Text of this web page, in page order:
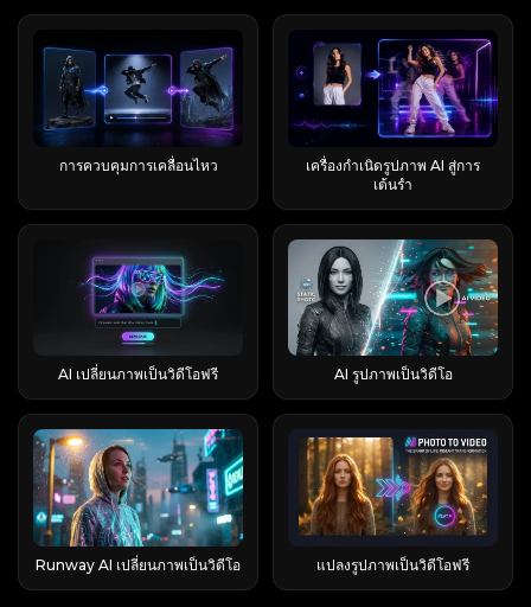
คือคำบ่นที่ได้ยินบ่อยที่สุดในโลกออนไลน์: คุณ
สามารถใช้งานได้ในแผนฟรี แต่มีข้อจำกัดอยู่ และ
บางขั้นตอนก็มีให้ใช้งานเฉพาะในแผนโปรเท่านั้น
แพ็กเกจฟรี Pro (~$9.99/เดือน) วิดีโอต่อวัน ~2
รายการ มากกว่านั้น รุ่น Lite มาตรฐาน / Turbo
อัตราส่วนภาพ 16:9 16:9 + มากกว่า ลายน้ำ มี ไม่มี
เวลารอคิวโดยประมาณ ~45 นาที (แสดงบนหน้าจอ
มักจะประมาณ 2-3 นาทีในความเป็นจริง) เร็วขึ้น ข้อ
ประมาณที่น่ากลัว โดยปกติแล้ว ระบบเก็บค่าบริการ
มักทำให้ผู้ใช้ประหลาดใจในขั้นตอนการปรับปรุง
เนื้อหา ดังนั้นอย่าคาดหวังว่าฟีเจอร์นี้จะยังคงใช้งาน
ได้ฟรี วิธีสร้างวิดีโอซูมออกโลกใน Higgsfield AI ทำ
อย่างไร? ขั้นตอนการทำงานหลักประกอบด้วยสี่ขั้น
ตอน บวกกับการตัดสินใจอีกหนึ่งขั้นตอน คุณสามารถ
เริ่มต้นจากภาพถ่ายเดี่ยวหรือจากเฟรมแรกของวิดีโอ
ของคุณก็ได้ ขั้นตอนการคลิกแทบจะเหมือนกัน ขั้น
Zoom Out เปิด Higgsfield AI และค้นหาการ
เคลื่อนไหว Earth Zoom Out (ซึ่งรวมอยู่ใน
“Effects Pack 5”) เลือกตัวเลือกนี้เพื่อเริ่มการสร้างรุ่น
ใหม่ — ซึ่งจะล็อกการถอยกล้องไว้ คุณจึงไม่ต้อง
อธิบายการเคลื่อนไหวทั้งหมดตั้งแต่ต้น ขั้นตอนที่ 2
— อัปโหลดรูปภาพ หรือบันทึกเฟรมแรกของวิดีโอ
ของคุณ สำหรับรูปภาพ ให้อัปโหลดภาพที่มีความ
ละเอียดสูงและคมชัด โดยมีตัวแบบที่ชัดเจน สำหรับ
สำหรับเขียนโค้ดของนักพัฒนา ไม่ใช่ผลิตภัณฑ์ที่คุณ
ต้องลงชื่อเข้าใช้ และ runable.app เป็นบริษัท
ซอฟต์แวร์ที่เน้นเรื่องความเป็นส่วนตัวโดยเฉพาะ ซึ่ง
ไม่มีส่วนเกี่ยวข้องกับเอเจนต์แต่อย่างใด หากคุณ
ค้นหาคำว่า “runable ai” คุณน่าจะหมายถึง
runable.com อย่างแน่นอน Runable AI เหมาะ
สำหรับใครบ้าง? Runable เหมาะสำหรับผู้ปฏิบัติงาน
นักการตลาด เจ้าของเอเจนซี่ ผู้ก่อตั้งที่ไม่เชี่ยวชาญ
ด้านเทคนิค ฟรีแลนซ์ และนักเรียน — ทุกคนที่ต้อง
รับมือกับข้อมูลป้อนเข้าที่ซับซ้อนและต้องการผลลัพธ์
ที่เป็นรูปธรรม มันไม่ใช่ตัวเลือกที่ดีนักสำหรับงาน
เขียนโปรแกรมระดับ IDE หรือสำหรับคนที่แค่
ต้องการเพื่อนคุยผ่านแชท ถ้างานของคุณคือ “สร้าง
สิ่งนั้นขึ้นมา” คุณก็คือผู้ใช้เป้าหมาย Runable AI
ทำงานอย่างไร? การเข้าใจกลไกการทำงานคือสิ่งที่
แยก "การลงมือปฏิบัติจริง" ออกจากข้อความทางการ
ตลาด Runable ทำงานบนลูปที่ทำซ้ำได้ และบน
เครื่องเสมือนที่ทำหน้าที่คลิกและสร้างโปรแกรมจริง ๆ
ขั้นตอนการทำงาน: วางแผน → แสดงภาพ → ลงมือ
ทำ → ทำซ้ำ วงจรหลักนั้นเรียบง่าย: Runable จะช่วย
ให้คุณเข้าใจเจตนาของคุณชัดเจนขึ้น แสดงตัวอย่าง
แผนงาน ลงมือทำ แล้วจึงปรับปรุงแก้ไข นิสัยการตั้ง
คำถามก่อนนั้นสำคัญกว่าที่คิด การกำหนดนิยามของ
"งานที่เสร็จสมบูรณ์" ก่อนที่จะเริ่มลงมือสร้าง จะช่วย
หลีกเลี่ยงผลลัพธ์ที่ไม่สอดคล้องกัน ซึ่งจะทำให้เสีย
เวลาและทรัพยากรโดยเปล่าประโยชน์ โหมดวางแผน
และการอนุมัติโดยมนุษย์ โหมดวางแผนคือชั้นความ
รวบรวมข้อมูลจากภายนอก ระบุว่า "La Viral
Studio" เป็นผู้ก่อตั้ง และกล่าวอ้างอย่างน่าทึ่งว่า
สามารถเพิ่มรายได้ประจำปีจากศูนย์เป็น 1 ล้าน
ดอลลาร์ภายใน 20 วัน โปรดพิจารณาตัวเลขดังกล่าว
เป็นข้อมูลทางการตลาด ไม่ใช่สถิติที่ได้รับการตรวจ
สอบแล้ว เป็นตัวเลขที่ทางแบรนด์รายงานเองโดย
ไม่มีการยื่นเอกสารอย่างเป็นทางการ ดังนั้นจึงบอก
อะไรได้มากกว่าเกี่ยวกับกลยุทธ์การสื่อสารของ
แบรนด์มากกว่าผลตอบรับที่แท้จริง Flashloop
รองรับโมเดล AI ใดบ้าง? จุดเด่นที่สุดของแอปนี้อยู่ที่
รายชื่อนางแบบที่มีให้เลือกมากมายอย่างแท้จริง
สำหรับวิดีโอ คุณจะได้รับ Veo 3 (ดีที่สุดสำหรับความ
สมจริงแบบภาพถ่าย), Kling 3.0 และ 2.6 (ขึ้นชื่อ
เรื่องการรักษาความสม่ำเสมอของตัวละครในแต่ละ
ฉาก), รวมถึง Sora 2, Seedance 1.5 และ 2.0, Wan
2.6 และ Grok Imagine สำหรับการประมวลผลภาพ
ระบบจะใช้ซอฟต์แวร์ Nano Banana Pro และ 2,
FLUX 2 และ GPT Image 2 ข้อควรจำ: เลือกใช้ Veo
3 เมื่อต้องการภาพที่สมจริง เลือกใช้ Kling เมื่อตัว
ละครต้องดูเหมือนเดิมในทุกฉาก และเลือกใช้
Seedance หรือ Sora สำหรับภาพเคลื่อนไหวที่มีสไตล์
การที่ทุกอย่างรวมอยู่ในที่เดียวกันนี่แหละคือจุดขาย
ที่แท้จริง การแปลงข้อความเป็นวิดีโอ กับ การแปลง
รูปภาพเป็นวิดีโอ: สิ่งที่คุณสามารถสร้างได้จริงนั้น มี
สองเส้นทางหลัก การแปลงข้อความเป็นวิดีโอจะสร้าง
คลิปโดยตรงจากข้อความที่เขียนไว้ ในขณะที่การ
แปลงรูปภาพเป็นวิดีโอจะสร้างภาพเคลื่อนไหวจากรูป
ถ่ายที่คุณป้อน ทำให้คุณควบคุมผลลัพธ์ได้มากขึ้น
เดียวิดีโอ AI ยอดนิยมล่าสุดที่สร้างขึ้นด้วย Viggle AI
ข้อมูล ข้อความแจ้ง และการตั้งค่าหลักที่ใช้ในการ
สร้างวิดีโอนั้นได้ หากต้องการดูตัวอย่างเพิ่มเติม เพียง
คลิก “ดูเพิ่มเติม” เพื่อดูวิดีโอที่ผู้ใช้สร้างขึ้นเพิ่มเติม
แม้ว่าหน้าแรกจะมีตัวอย่างต่างๆ เช่น การร้องเพลง
และเต้นรำ การสร้างมีม และเทมเพลตด่วนอื่นๆ แต่
ส่วนใหญ่แล้วตัวอย่างเหล่านี้ทำงานโดยใช้ฟีเจอร์
"ผสมวิดีโอ" ของ Viggle AI เป็นหลัก ในขั้นตอนการ
ทำงานนี้ ผู้ใช้สามารถสร้างวิดีโอได้โดยไม่ต้องเขียน
คำแนะนำโดยละเอียด อย่างไรก็ตาม ผลลัพธ์ที่ได้อาจ
ดูไม่เป็นธรรมชาติ โดยเฉพาะอย่างยิ่งเมื่อตัวละครดู
เหมือนลอยอยู่เหนือเลเยอร์วิดีโอต้นฉบับ
ปรากฏการณ์ "เลเยอร์ลอยตัว" นี้จะได้รับการแก้ไขใน
เร็วๆ นี้ด้วยฟีเจอร์ควบคุมการเคลื่อนไหวที่จะเปิดตัว
ใน AI Image to Video เส้นทางที่สอง: แปลง
ข้อความเป็นวิดีโอ คลิก “แปลงข้อความเป็นวิดีโอ”
ทางด้านซ้ายเพื่อเข้าสู่หน้าสร้างวิดีโอของ Viggle AI
ในหน้านี้ Viggle AI ยังแนะนำตัวอย่างวิดีโอ AI ยอด
นิยมตามการใช้งานที่แพร่หลายและรูปแบบการ
สร้างสรรค์อีกด้วย คุณสามารถคลิกวิดีโอแนะนำเพื่อ
คัดลอกการตั้งค่าเดียวกันไปยังพื้นที่ทำงานแก้ไข จาก
นั้นศึกษาโครงสร้างคำแนะนำ ทิศทางภาพ และการ
ตั้งค่าการสร้างวิดีโอได้ สำหรับผู้ใช้ที่ต้องการสร้าง
วิดีโอ AI ที่ดูดีขึ้น คำแนะนำสำเร็จรูปไม่ได้เป็นเพียง
แค่แม่แบบที่คัดลอกวางได้เท่านั้น สิ่งเหล่านี้คือสื่อ
การเรียนรู้ การศึกษาว่าครีเอเตอร์คนอื่นๆ บรรยายตัว
ละคร การกระทำ ฉาก สไตล์กล้อง และบรรยากาศทาง
เข้าถึงฟังก์ชันแชท การสร้างภาพ การสร้างวิดีโอ และ
เครื่องมือเพิ่มประสิทธิภาพการทำงานผ่านบัญชีเดียว
โดยทั้งหมดนี้ใช้เครดิตร่วมกัน คุณสมบัติหลักและ
โมเดล AI ที่มีให้ใช้งาน แพลตฟอร์มนี้ครอบคลุม
หลายหมวดหมู่หลัก: คุณสมบัติทุกรุ่นดึงข้อมูลจาก
ยอดคงเหลือเครดิตเดียวกัน ซึ่งทำให้การทำความ
เข้าใจต้นทุนเครดิตเป็นสิ่งสำคัญ EaseMate AI
เหมาะสำหรับใครมากที่สุด? แพลตฟอร์มนี้ดึงดูด
นักเรียนที่ใช้เครื่องมือทางการศึกษา ผู้สร้างเนื้อหาที่
สร้างสื่อภาพสำหรับช่องทางต่างๆ มากที่สุด ผู้ที่กำลัง
ศึกษาโมเดล AI ต่างๆ ก็จะได้รับประโยชน์จากการเข้า
ถึงแบบแพ็กเกจแทนที่จะต้องจัดการการสมัครสมาชิก
หลายรายการ ระบบสินเชื่อ AI ของ EaseMate
ทำงานอย่างไร ก่อนที่จะใช้จ่ายอะไรก็ตาม ควร
ทำความเข้าใจวิธีการทำงานของระบบเศรษฐกิจสิน
เชื่อเสียก่อน แนวคิดนั้นเรียบง่าย แต่มีรายละเอียด
ปลีกย่อยหลายอย่างที่ทำให้ผู้ใช้ใหม่สับสน เครดิตคือ
อะไรและใช้อย่างไร เครดิตทำหน้าที่เป็นสกุลเงิน
ภายในของ EaseMate โดยมีอัตราประมาณ 1
ดอลลาร์สหรัฐฯ = 100 เครดิต แต่ละรุ่น ไม่ว่าจะเป็น
รูปภาพ วิดีโอ หรือการตอบแชทแบบปรับปรุง จะหัก
คะแนนเป็นจำนวนที่กำหนดไว้ ค่าใช้จ่ายจะ
เปลี่ยนแปลงไปตามระดับคุณภาพของโมเดลและ
ความละเอียดของผลลัพธ์ และการหักค่าใช้จ่ายจะเกิด
ขึ้นในแต่ละรุ่น ไม่ใช่ในแต่ละเซสชัน ค่าใช้จ่าย
เครดิตตามฟีเจอร์: การแชท การสร้างภาพ และวิดีโอ
Luna” ไม่ได้หมายถึงผลิตภัณฑ์ใดผลิตภัณฑ์หนึ่งโดย
เฉพาะ ส่งผลให้เกิดภูมิทัศน์ที่กระจัดกระจายของ
เครื่องมือ ตัวแทน หุ่นยนต์ และตัวตนเสมือนจริงใน
อุตสาหกรรมที่แตกต่างกันอย่างสิ้นเชิง เหตุใด
ผลิตภัณฑ์ AI จำนวนมากจึงใช้ชื่อว่า Luna “Luna”
— ภาษาละตินแปลว่าดวงจันทร์ — สื่อถึงความฉลาด
ความสง่างาม และความลึกลับ จึงเป็นชื่อที่ดึงดูดใจ
อย่างยิ่งสำหรับการสร้างแบรนด์ AI เช่นเดียวกับที่
"Alexa" กลายเป็นคำที่ใช้เรียกแทนผู้ช่วยเสียงทั่วไป
"Luna" ก็ได้กลายเป็นชื่อผลิตภัณฑ์ AI มาตรฐานทั่ว
โลกโดยอิสระเช่นกัน เหล่าครีเอเตอร์บน Reddit ที่
สร้างตัวละคร AI มักเลือกใช้ชื่อ "Luna" โดยไม่มีข้อ
ตกลงร่วมกัน ซึ่งเป็นการยืนยันว่าชื่อนี้เป็นชื่อยอดนิยม
สำหรับตัวละคร AI วิธีใช้คู่มือนี้เพื่อค้นหาหมวดหมู่
ผลิตภัณฑ์ Luna ของคุณ ส่วนผลิตภัณฑ์ การติดต่อ
ลูกค้าเป้าหมาย Luna.ai ด้านล่าง ระบบรักษาความ
ปลอดภัยภายในบ้าน LunaHome ด้านล่าง การ
จัดการโครงการด้วย Luna.ai ด้านล่าง โปรโตคอล
ทดลองค้าปลีก Andon Labs Luna ด้านล่าง หุ่นยนต์
ฮิวมานอยด์ LimX Luna ด้านล่าง การผลิตเพลง
Universal Audio LUNA ด้านล่าง Luna.ai — การ
ส่งอีเมลเย็นและการติดต่อลูกค้าเป้าหมายด้วย AI
Luna.ai เป็นแพลตฟอร์มการขายแบบอัตโนมัติที่มอง
เห็นได้ชัดเจนที่สุดในเชิงพาณิชย์ ซึ่งจัดการการค้นหา
ลูกค้าเป้าหมายตั้งแต่ต้นจนจบ คุณสมบัติหลักและวิธี
การทำงานของ Luna.ai แพลตฟอร์มนี้ดึงข้อมูลจาก
การควบคุมการเคลื่อนไหว
เครื่องกำเนิดรูปภาพ AI สู่การ
เต้นรำ
AI เปลี่ยนภาพเป็นวิดีโอฟรี AI รูปภาพเป็นวิดีโอ
Runway AI เปลี่ยนภาพเป็นวิดีโอ แปลงรูปภาพเป็นวิดีโอฟรี